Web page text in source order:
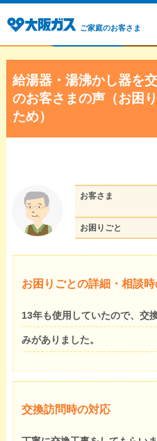
ご家庭のお客さま
給湯器・湯沸かし器を
のお客さまの声（お困
ため）
お客さま
お困りごと
お困りごとの詳細・相談
13年も使用していたので、交
みがありました。
交換訪問時の対応